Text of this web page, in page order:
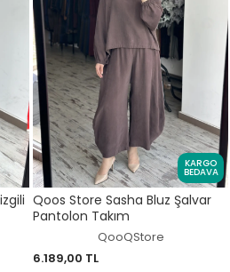
KARGO
BEDAVA
Qoos Store Sasha Bluz Şalvar
Pantolon Takım
QooQStore
6.189,00 TL